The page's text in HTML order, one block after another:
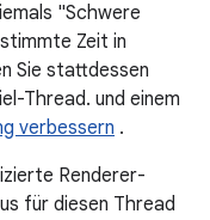
"Schwere
Zeit in
Sie stattdessen
Thread. und einem
verbessern .
Renderer-
für diesen Thread